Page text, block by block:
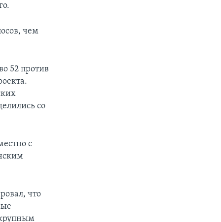
чем
52 против
со
с
что